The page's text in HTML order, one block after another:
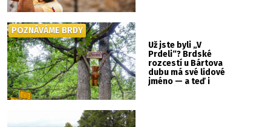
Už jste byli „V
Prdeli“? Brdské
rozcestí u Bártova
dubu má své lidové
jméno — a teď i
POZNÁVÁME BRDY